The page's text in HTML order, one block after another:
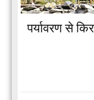
पर्यावरण से